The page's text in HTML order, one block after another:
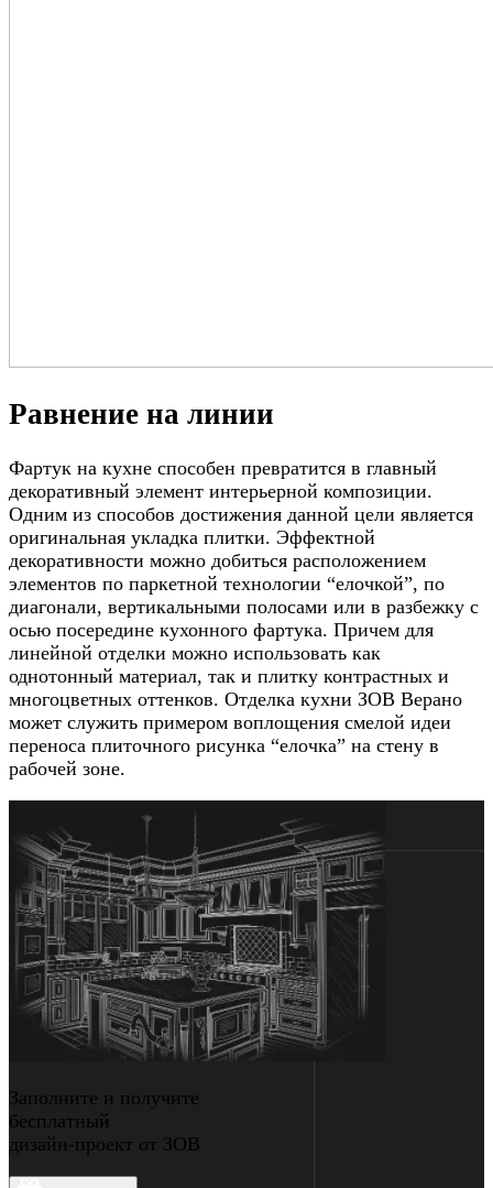
Равнение на линии
Фартук на кухне способен превратится в главный
декоративный элемент интерьерной композиции.
Одним из способов достижения данной цели является
оригинальная укладка плитки. Эффектной
декоративности можно добиться расположением
элементов по паркетной технологии “елочкой”, по
диагонали, вертикальными полосами или в разбежку с
осью посередине кухонного фартука. Причем для
линейной отделки можно использовать как
однотонный материал, так и плитку контрастных и
многоцветных оттенков. Отделка кухни ЗОВ Верано
может служить примером воплощения смелой идеи
переноса плиточного рисунка “елочка” на стену в
рабочей зоне.
Заполните и получите
бесплатный
дизайн-проект от ЗОВ